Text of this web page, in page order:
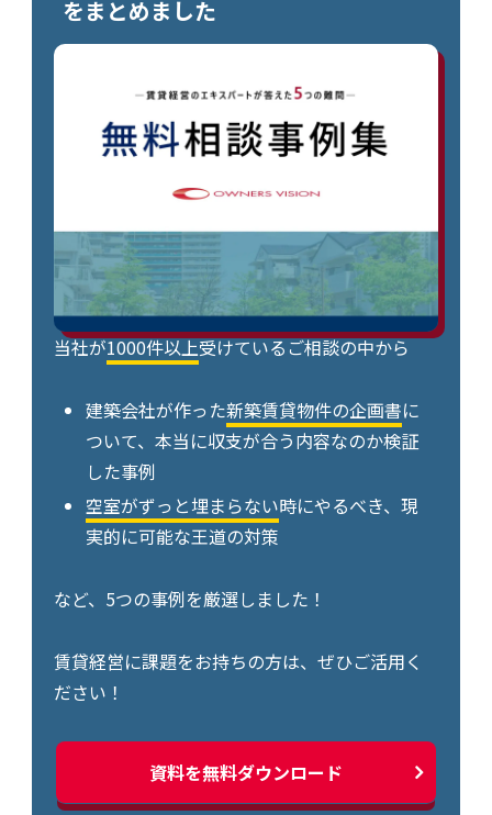
をまとめました
当社が1000件以上受けているご相談の中から
建築会社が作った新築賃貸物件の企画書に
ついて、本当に収支が合う内容なのか検証
した事例
空室がずっと埋まらない時にやるべき、現
実的に可能な王道の対策
など、5つの事例を厳選しました！
賃貸経営に課題をお持ちの方は、ぜひご活用く
ださい！
資料を無料ダウンロード